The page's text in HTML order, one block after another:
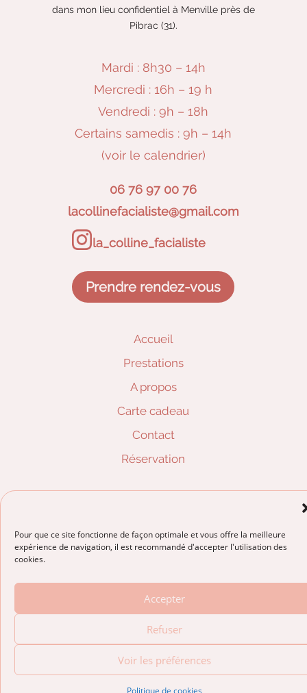
Pour que ce site fonctionne de façon optimale et vous offre la meilleure
expérience de navigation, il est recommandé d'accepter l'utilisation des
cookies.
Accepter
Refuser
Voir les préférences
Politique de cookies
dans mon lieu confidentiel à Menville près de
Pibrac (31).
Mardi : 8h30 – 14h
Mercredi : 16h – 19 h
Vendredi : 9h – 18h
Certains samedis : 9h – 14h
(voir le calendrier)
06 76 97 00 76
lacollinefacialiste@gmail.com
la_colline_facialiste
Prendre rendez-vous
Accueil
Prestations
A propos
Carte cadeau
Contact
Réservation
© La colline facialiste – 2025
Conçu avec le♥par Marine Laborie